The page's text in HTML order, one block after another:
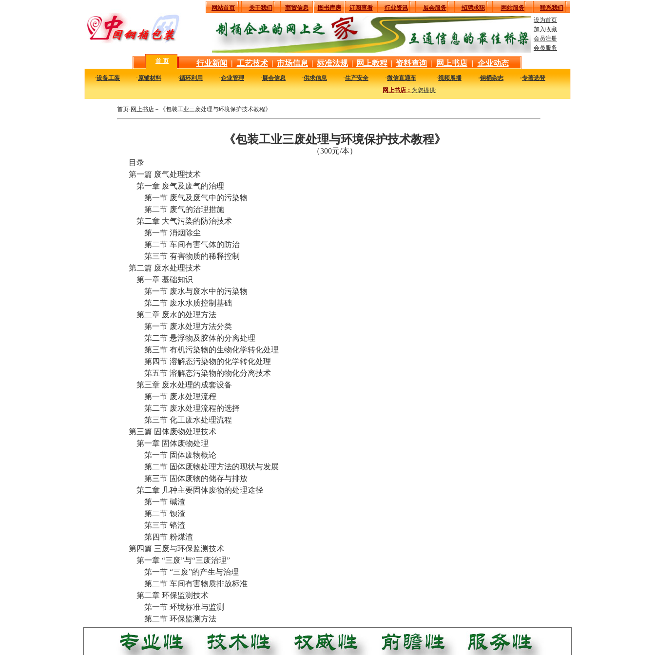
网站首页 关于我们 商贸信息 图书库房 订阅查看 行业资讯 展会服务 招聘求职 网站服务
联系我们
设为首页
加入收藏
会员注册
会员服务
首 页
行业新闻 | 工艺技术 | 市场信息 | 标准法规 | 网上教程 | 资料查询 | 网上书店 | 企业动态
·设备工装 ·原辅材料 ·循环利用 ·企业管理 ·展会信息 ·供求信息 ·生产安全 ·微信直通车 ·视频展播 ·钢桶杂志 ·专著选登
网上书店： 为您提供最新最实用的图书，包括本站编著的图书及国内各组织内部发行的重要图书，以及行
首页-网上书店 －《包装工业三废处理与环境保护技术教程》
《包装工业三废处理与环境保护技术教程》
（300元/本）
目录
第一篇 废气处理技术
第一章 废气及废气的治理
第一节 废气及废气中的污染物
第二节 废气的治理措施
第二章 大气污染的防治技术
第一节 消烟除尘
第二节 车间有害气体的防治
第三节 有害物质的稀释控制
第二篇 废水处理技术
第一章 基础知识
第一节 废水与废水中的污染物
第二节 废水水质控制基础
第二章 废水的处理方法
第一节 废水处理方法分类
第二节 悬浮物及胶体的分离处理
第三节 有机污染物的生物化学转化处理
第四节 溶解态污染物的化学转化处理
第五节 溶解态污染物的物化分离技术
第三章 废水处理的成套设备
第一节 废水处理流程
第二节 废水处理流程的选择
第三节 化工废水处理流程
第三篇 固体废物处理技术
第一章 固体废物处理
第一节 固体废物概论
第二节 固体废物处理方法的现状与发展
第三节 固体废物的储存与排放
第二章 几种主要固体废物的处理途径
第一节 碱渣
第二节 钡渣
第三节 铬渣
第四节 粉煤渣
第四篇 三废与环保监测技术
第一章 “三废”与“三废治理”
第一节 “三废”的产生与治理
第二节 车间有害物质排放标准
第二章 环保监测技术
第一节 环境标准与监测
第二节 环保监测方法